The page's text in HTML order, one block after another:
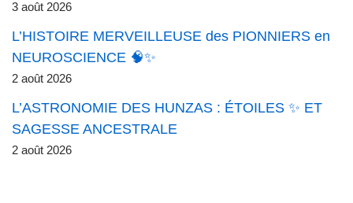
3 août 2026
L’HISTOIRE MERVEILLEUSE des PIONNIERS en
NEUROSCIENCE 🧠✨
2 août 2026
L’ASTRONOMIE DES HUNZAS : ÉTOILES ✨ ET
SAGESSE ANCESTRALE
2 août 2026